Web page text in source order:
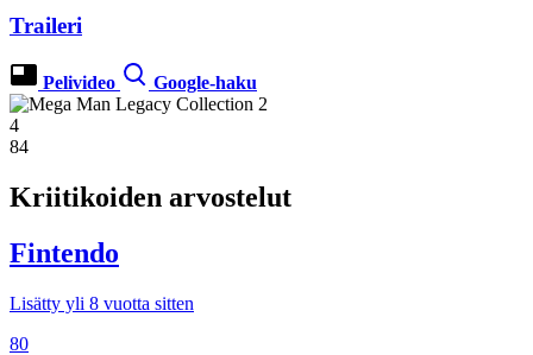
Traileri
Pelivideo Google-haku
4
84
Kriitikoiden arvostelut
Fintendo
Lisätty yli 8 vuotta sitten
80